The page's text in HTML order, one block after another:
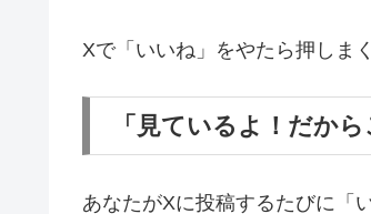
Xで「いいね」をやたら押しま
「見ているよ！だか
あなたがXに投稿するたびに「